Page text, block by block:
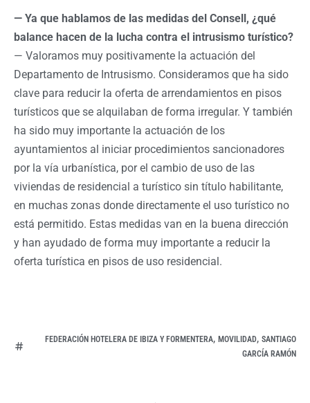
— Ya que hablamos de las medidas del Consell, ¿qué
balance hacen de la lucha contra el intrusismo turístico?
— Valoramos muy positivamente la actuación del
Departamento de Intrusismo. Consideramos que ha sido
clave para reducir la oferta de arrendamientos en pisos
turísticos que se alquilaban de forma irregular. Y también
ha sido muy importante la actuación de los
ayuntamientos al iniciar procedimientos sancionadores
por la vía urbanística, por el cambio de uso de las
viviendas de residencial a turístico sin título habilitante,
en muchas zonas donde directamente el uso turístico no
está permitido. Estas medidas van en la buena dirección
y han ayudado de forma muy importante a reducir la
oferta turística en pisos de uso residencial.
FEDERACIÓN HOTELERA DE IBIZA Y FORMENTERA, MOVILIDAD, SANTIAGO
GARCÍA RAMÓN